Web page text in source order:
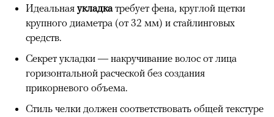
Идеальная укладка требует фена, круглой щетки
крупного диаметра (от 32 мм) и стайлинговых
средств.
Секрет укладки — накручивание волос от лица
горизонтальной расческой без создания
прикорневого объема.
Стиль челки должен соответствовать общей текстуре